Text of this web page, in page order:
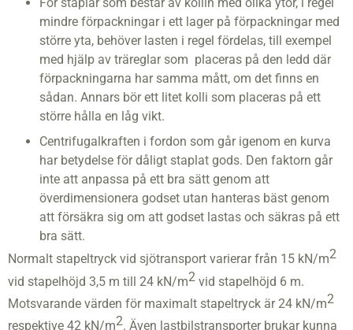
För staplar som består av kollin med olika ytor, i regel
mindre förpackningar i ett lager på förpackningar med
större yta, behöver lasten i regel fördelas, till exempel
med hjälp av träreglar som placeras på den ledd där
förpackningarna har samma mått, om det finns en
sådan. Annars bör ett litet kolli som placeras på ett
större hålla en låg vikt.
Centrifugalkraften i fordon som går igenom en kurva
har betydelse för dåligt staplat gods. Den faktorn går
inte att anpassa på ett bra sätt genom att
överdimensionera godset utan hanteras bäst genom
att försäkra sig om att godset lastas och säkras på ett
bra sätt.
Normalt stapeltryck vid sjötransport varierar från 15 kN/m2
vid stapelhöjd 3,5 m till 24 kN/m2 vid stapelhöjd 6 m.
Motsvarande värden för maximalt stapeltryck är 24 kN/m2
respektive 42 kN/m2. Även lastbilstransporter brukar kunna